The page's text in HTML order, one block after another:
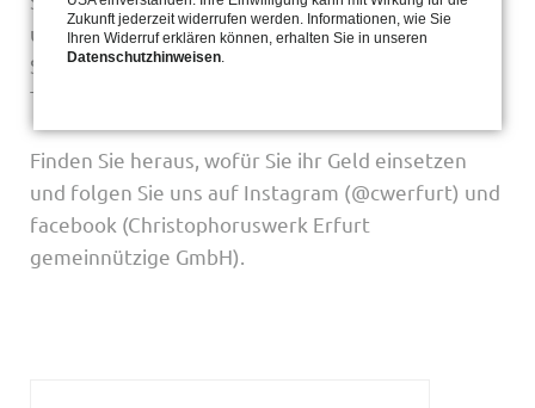
unseren Werkstätten, in der Christophorus-
Schule, in unseren Wohnhäusern und
Tagesstätten.
Finden Sie heraus, wofür Sie ihr Geld einsetzen
und folgen Sie uns auf Instagram (@cwerfurt) und
facebook (Christophoruswerk Erfurt
gemeinnützige GmbH).
Zukunft jederzeit widerrufen werden. Informationen, wie Sie
Ihren Widerruf erklären können, erhalten Sie in unseren
Datenschutzhinweisen